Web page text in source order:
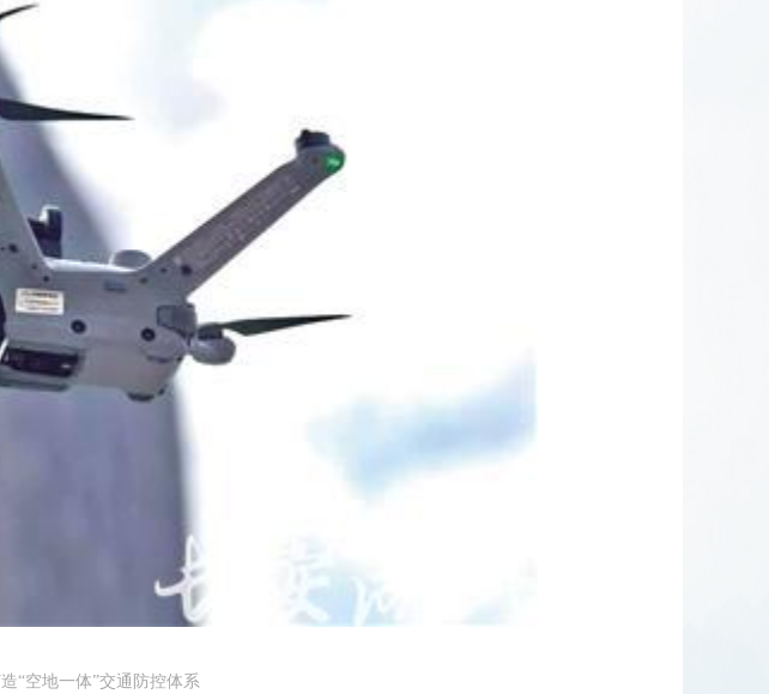
“空地一体”交通防控体系